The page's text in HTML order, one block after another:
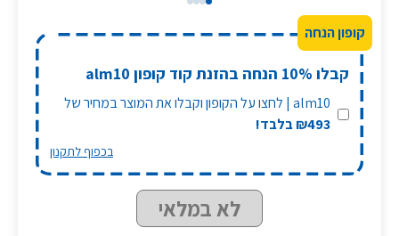
קבלו 10% הנחה בהזנת קוד קופון alm10
alm10 | לחצו על הקופון וקבלו את המוצר במחיר של
₪493 בלבד!
בכפוף לתקנון
לא במלאי